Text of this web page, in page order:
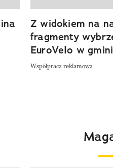
Z widokiem na
fragmenty
EuroVelo w
Współpraca reklamowa